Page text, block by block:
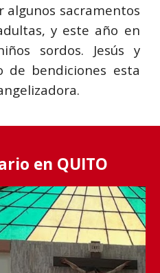
sacramentos
y este año en
sordos. Jesús y
de bendiciones esta
en QUITO